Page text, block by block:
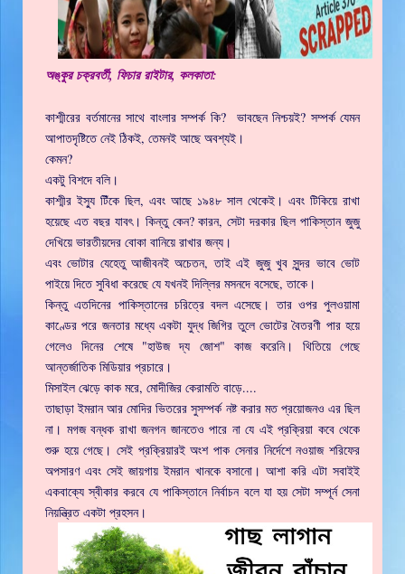
অঙ্কুর চক্রবর্তী, ফিচার রাইটার, কলকাতা:
কাশ্মীরের বর্তমানের সাথে বাংলার সম্পর্ক কি? ভাবছেন নিশ্চয়ই? সম্পর্ক যেমন
আপাতদৃষ্টিতে নেই ঠিকই, তেমনই আছে অবশ্যই।
কেমন?
একটু বিশদে বলি।
কাশ্মীর ইস্যু টিঁকে ছিল, এবং আছে ১৯৪৮ সাল থেকেই। এবং টিকিয়ে রাখা
হয়েছে এত বছর যাবৎ। কিন্তু কেন? কারন, সেটা দরকার ছিল পাকিস্তান জুজু
দেখিয়ে ভারতীয়দের বোকা বানিয়ে রাখার জন্য।
এবং ভোটার যেহেতু আজীবনই অচেতন, তাই এই জুজু খুব সুন্দর ভাবে ভোট
পাইয়ে দিতে সুবিধা করেছে যে যখনই দিল্লির মসনদে বসেছে, তাকে।
কিন্তু এতদিনের পাকিস্তানের চরিত্রে বদল এসেছে। তার ওপর পুলওয়ামা
কাণ্ডের পরে জনতার মধ্যে একটা যুদ্ধ জিগির তুলে ভোটের বৈতরণী পার হয়ে
গেলেও দিনের শেষে "হাউজ দ্য জোশ" কাজ করেনি। থিতিয়ে গেছে
আন্তর্জাতিক মিডিয়ার প্রচারে।
মিসাইল ঝেড়ে কাক মরে, মোদীজির কেরামতি বাড়ে....
তাছাড়া ইমরান আর মোদির ভিতরের সুসম্পর্ক নষ্ট করার মত প্রয়োজনও এর ছিল
না। মগজ বন্ধক রাখা জনগন জানতেও পারে না যে এই প্রক্রিয়া কবে থেকে
শুরু হয়ে গেছে। সেই প্রক্রিয়ারই অংশ পাক সেনার নির্দেশে নওয়াজ শরিফের
অপসারণ এবং সেই জায়গায় ইমরান খানকে বসানো। আশা করি এটা সবাইই
একবাক্যে স্বীকার করবে যে পাকিস্তানে নির্বাচন বলে যা হয় সেটা সম্পূর্ন সেনা
নিয়ন্ত্রিত একটা প্রহসন।